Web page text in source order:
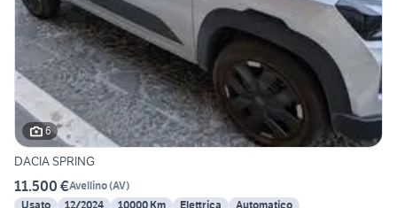
6
DACIA SPRING
11.500 €Avellino(AV)
Usato
12/2024 10000 Km Elettrica Automatico